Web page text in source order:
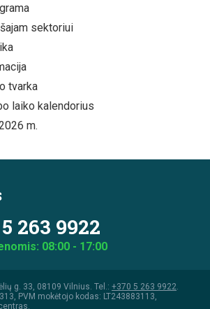
sektoriui
tvarka
laiko kalendorius
m.
263 9922
08:00 - 17:00
g. 33, 08109 Vilnius. Tel.: +370 5 263 9922
PVM mokėtojo kodas: LT243883113,